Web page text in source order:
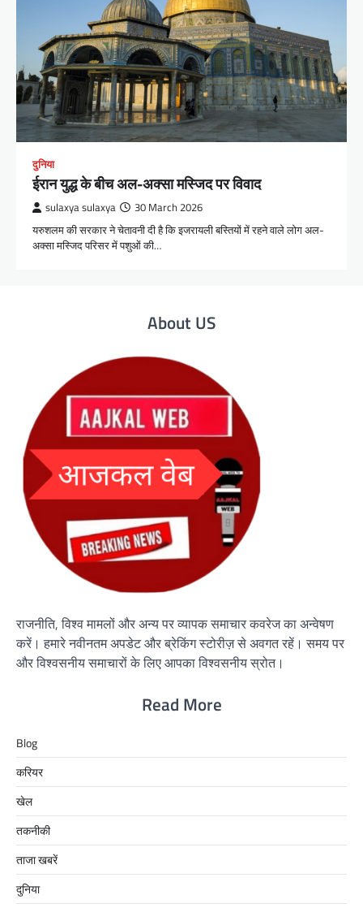
दुनिया
ईरान युद्ध के बीच अल-अक्सा मस्जिद पर विवाद
sulaxya sulaxya 30 March 2026
यरुशलम की सरकार ने चेतावनी दी है कि इजरायली बस्तियों में रहने वाले लोग अल-
अक्सा मस्जिद परिसर में पशुओं की…
About US
राजनीति, विश्व मामलों और अन्य पर व्यापक समाचार कवरेज का अन्वेषण
करें। हमारे नवीनतम अपडेट और ब्रेकिंग स्टोरीज़ से अवगत रहें। समय पर
और विश्वसनीय समाचारों के लिए आपका विश्वसनीय स्रोत।
Read More
Blog
करियर
खेल
तकनीकी
ताजा खबरें
दुनिया